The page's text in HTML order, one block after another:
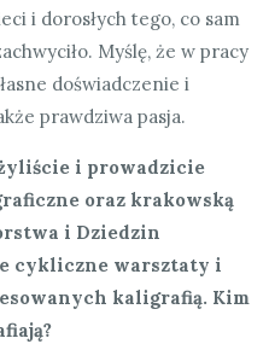
i dorosłych tego, co sam
Myślę, że w pracy
doświadczenie i
prawdziwa pasja.
i prowadzicie
oraz krakowską
i Dziedzin
cykliczne warsztaty i
kaligrafią. Kim